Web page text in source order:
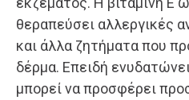
θεραπεύσει αλλεργικές
και άλλα ζητήματα που
δέρμα. Επειδή
μπορεί να προσφέρει